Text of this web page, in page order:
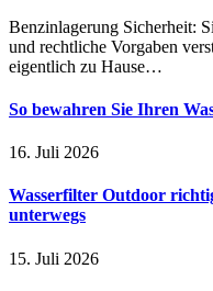
Benzinlagerung Sicherheit:
und rechtliche Vorgaben
eigentlich zu Hause…
So bewahren Sie Ihren
16. Juli 2026
Wasserfilter Outdoor
unterwegs
15. Juli 2026